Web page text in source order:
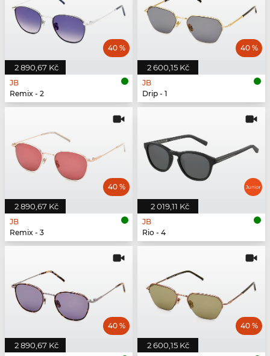
2 890,67 Kč
40 %
JB
Remix - 2
2 600,15 Kč
40 %
JB
Drip - 1
2 890,67 Kč
40 %
JB
Remix - 3
2 019,11 Kč
JB
Rio - 4
2 890,67 Kč
40 %
2 600,15 Kč
40 %